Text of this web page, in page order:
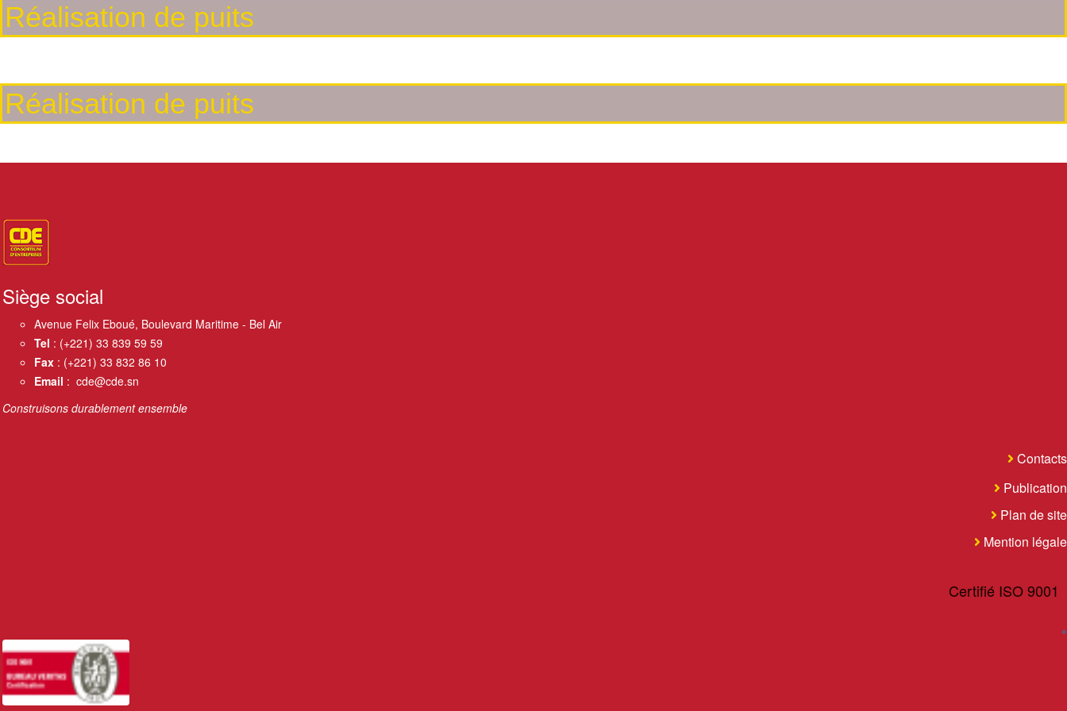
Réalisation de puits
Réalisation de puits
Siège social
Avenue Felix Eboué, Boulevard Maritime - Bel Air
Tel : (+221) 33 839 59 59
Fax : (+221) 33 832 86 10
Email : cde@cde.sn
Construisons durablement ensemble
Contacts
Publication
Plan de site
Mention légale
Certifié ISO 9001
+